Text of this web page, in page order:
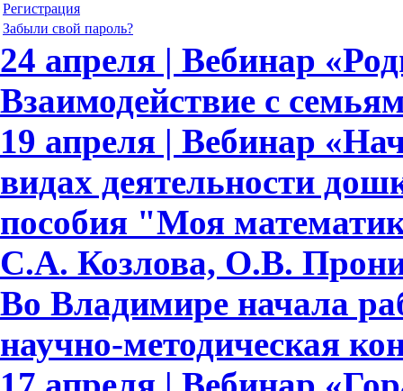
Регистрация
Забыли свой пароль?
24 апреля | Вебинар
Взаимодействие с
19 апреля | Вебинар
видах деятельности
пособия "Моя
С.А. Козлова, О.В.
Во Владимире начала
научно-методическая